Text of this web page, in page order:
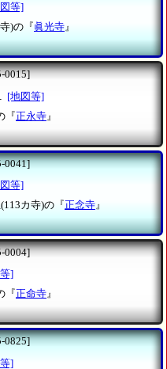
等]
)の『眞光寺』
0015]
[地図等]
『正永寺 』
0041]
等]
カ寺)の『正念寺 』
0004]
]
『正命寺』
0825]
]